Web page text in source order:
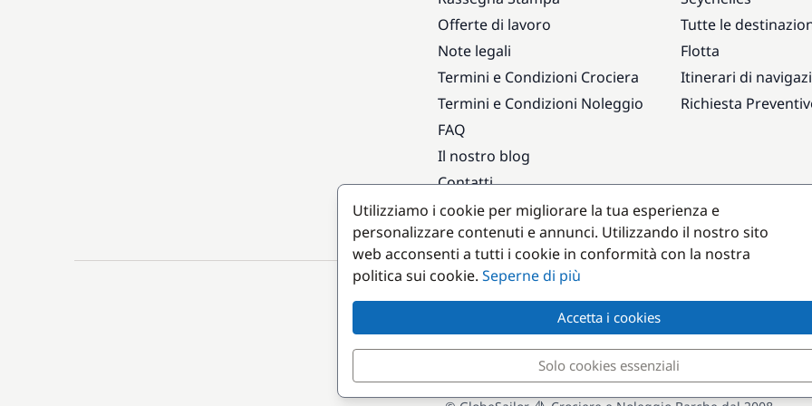
Offerte di lavoro
Note legali
Termini e Condizioni Crociera
Termini e Condizioni Noleggio
FAQ
Il nostro blog
Contatti
Tutte le
Flotta
Itinerari di
Richiesta
Destinazioni popolari
Utilizziamo i cookie per migliorare la tua esperienza e
personalizzare contenuti e annunci. Utilizzando il nostro sito
web acconsenti a tutti i cookie in conformità con la nostra
politica sui cookie. Seperne di più
Accetta i cookies
Solo cookies essenziali